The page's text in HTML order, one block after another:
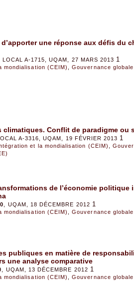
une réponse aux défis du
A-1715, UQAM, 27 MARS 2013 1
mondialisation (CEIM) ,Gouvernance
Conflit de paradigme ou
A-3316, UQAM, 19 FÉVRIER 2013 1
et la mondialisation (CEIM)
de l’économie politique
, UQAM, 18 DÉCEMBRE 2012 1
mondialisation (CEIM) ,Gouvernance
publiques en matière de
une analyse comparative
, UQAM, 13 DÉCEMBRE 2012 1
mondialisation (CEIM) ,Gouvernance